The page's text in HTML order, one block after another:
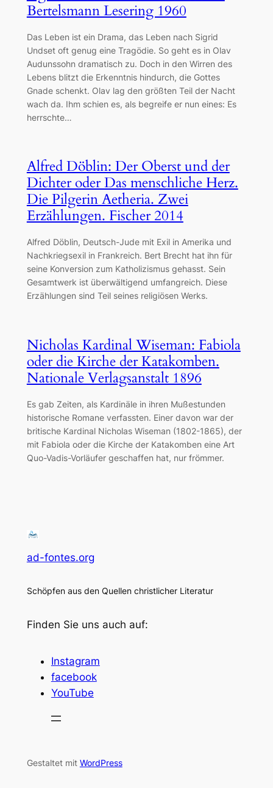
Bertelsmann Lesering 1960
Das Leben ist ein Drama, das Leben nach Sigrid
Undset oft genug eine Tragödie. So geht es in Olav
Audunssohn dramatisch zu. Doch in den Wirren des
Lebens blitzt die Erkenntnis hindurch, die Gottes
Gnade schenkt. Olav lag den größten Teil der Nacht
wach da. Ihm schien es, als begreife er nun eines: Es
herrschte…
Alfred Döblin: Der Oberst und der
Dichter oder Das menschliche Herz.
Die Pilgerin Aetheria. Zwei
Erzählungen. Fischer 2014
Alfred Döblin, Deutsch-Jude mit Exil in Amerika und
Nachkriegsexil in Frankreich. Bert Brecht hat ihn für
seine Konversion zum Katholizismus gehasst. Sein
Gesamtwerk ist überwältigend umfangreich. Diese
Erzählungen sind Teil seines religiösen Werks.
Nicholas Kardinal Wiseman: Fabiola
oder die Kirche der Katakomben.
Nationale Verlagsanstalt 1896
Es gab Zeiten, als Kardinäle in ihren Mußestunden
historische Romane verfassten. Einer davon war der
britische Kardinal Nicholas Wiseman (1802-1865), der
mit Fabiola oder die Kirche der Katakomben eine Art
Quo-Vadis-Vorläufer geschaffen hat, nur frömmer.
ad-fontes.org
Schöpfen aus den Quellen christlicher Literatur
Finden Sie uns auch auf:
Instagram
facebook
YouTube
Gestaltet mit WordPress